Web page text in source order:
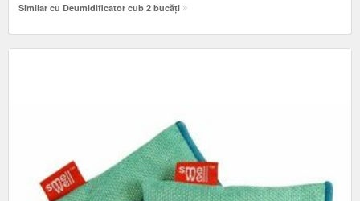
Similar cu Deumidificator cub 2 bucăți